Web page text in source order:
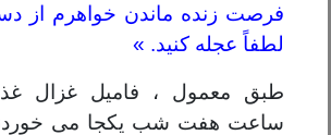
فرصت زنده ماندن خواهرم از
لطفاً عجله کنید. »
طبق معمول ، فامیل غزال
ساعت هفت شب یکجا می